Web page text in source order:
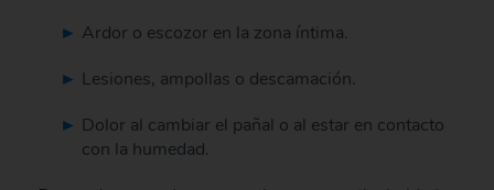
Ardor o escozor en la zona íntima.
Lesiones, ampollas o descamación.
Dolor al cambiar el pañal o al estar en contacto
con la humedad.